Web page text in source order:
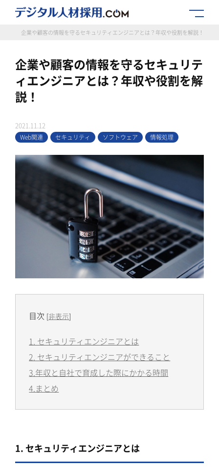
企業や顧客の情報を守るセキュリティエンジニアとは？年収や役割を解説！
企業や顧客の情報を守るセキュリテ
ィエンジニアとは？年収や役割を解
説！
2021.11.12
Web関連 セキュリティ ソフトウェア 情報処理
目次 [非表示]
1. セキュリティエンジニアとは
2. セキュリティエンジニアができること
3.年収と自社で育成した際にかかる時間
4.まとめ
1. セキュリティエンジニアとは